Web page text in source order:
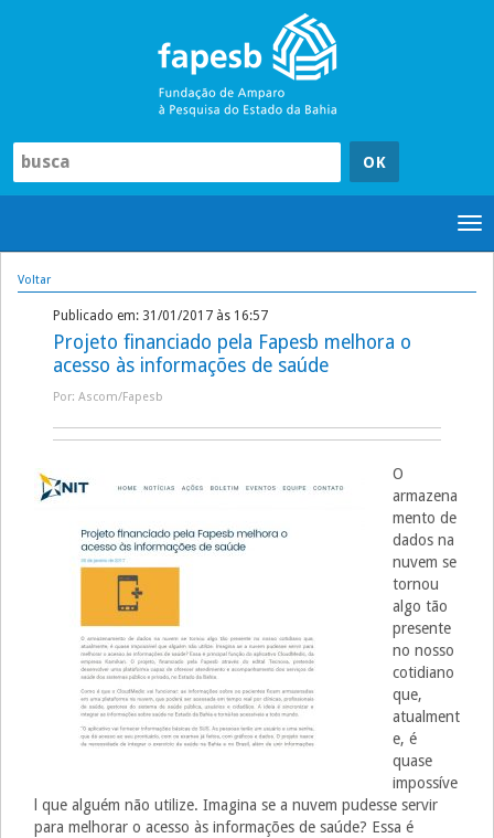
Voltar
Publicado em: 31/01/2017 às 16:57
Projeto financiado pela Fapesb melhora o
acesso às informações de saúde
Por: Ascom/Fapesb
O
armazena
mento de
dados na
nuvem se
tornou
algo tão
presente
no nosso
cotidiano
que,
atualment
e, é
quase
impossíve
l que alguém não utilize. Imagina se a nuvem pudesse servir
para melhorar o acesso às informações de saúde? Essa é